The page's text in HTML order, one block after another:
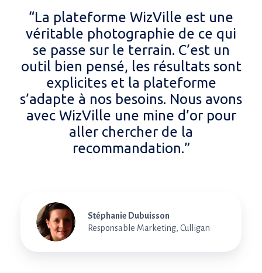
“La plateforme WizVille est une
véritable photographie de ce qui
se passe sur le terrain. C’est un
outil bien pensé, les résultats sont
explicites et la plateforme
s’adapte à nos besoins. Nous avons
avec WizVille une mine d’or pour
aller chercher de la
recommandation.”
Stéphanie Dubuisson
Responsable Marketing, Culligan